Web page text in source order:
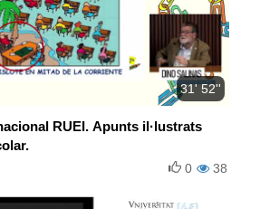
31' 52''
RUEI. Apunts il·lustrats
38
0